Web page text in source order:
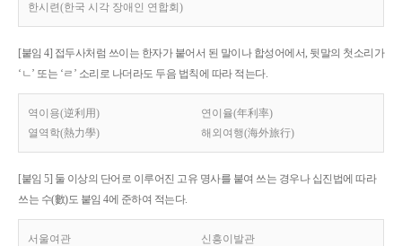
한시련(한국 시각 장애인 연합회)
[붙임 4] 접두사처럼 쓰이는 한자가 붙어서 된 말이나 합성어에서, 뒷말의 첫소리가
‘ㄴ’ 또는 ‘ㄹ’ 소리로 나더라도 두음 법칙에 따라 적는다.
역이용(逆利用)
연이율(年利率)
열역학(熱力學)
해외여행(海外旅行)
[붙임 5] 둘 이상의 단어로 이루어진 고유 명사를 붙여 쓰는 경우나 십진법에 따라
쓰는 수(數)도 붙임 4에 준하여 적는다.
서울여관 신흥이발관